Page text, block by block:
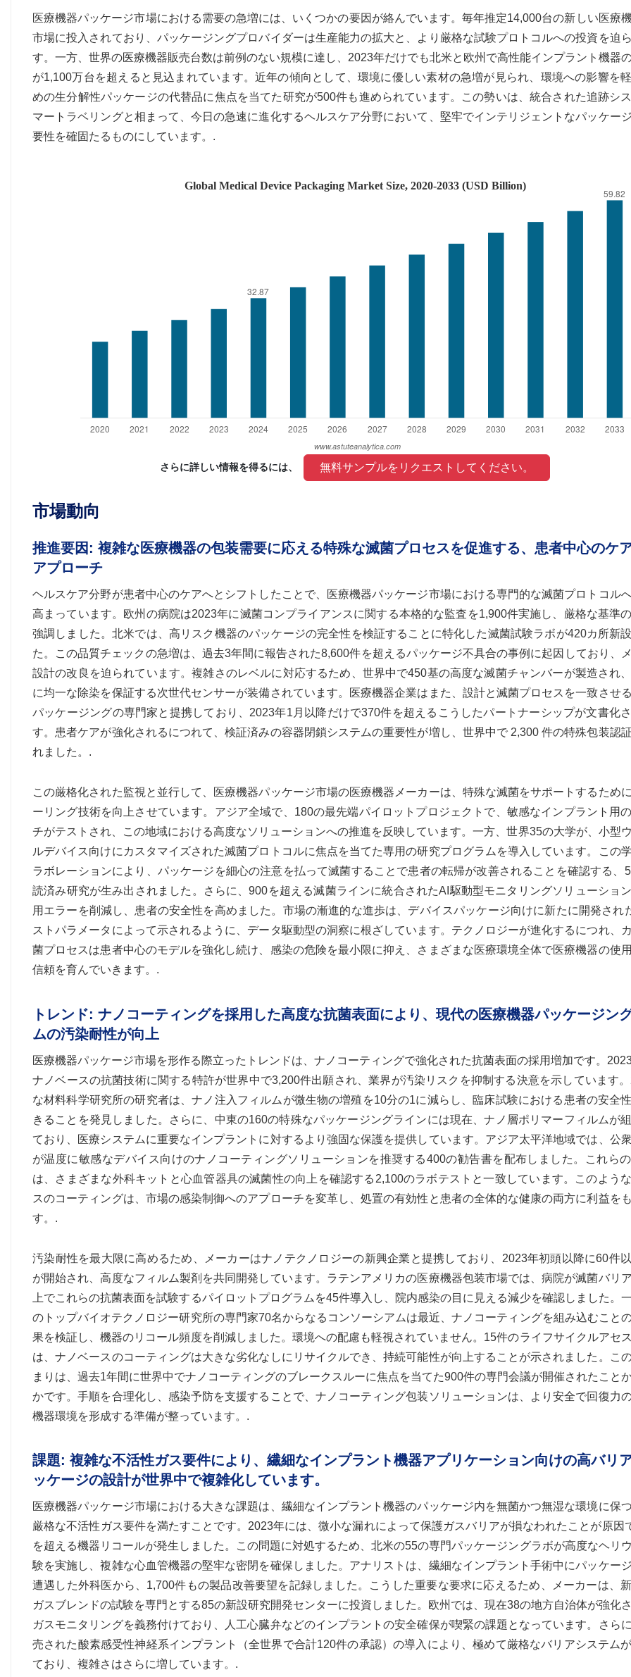
医療機器パッケージ市場における需要の急増には、いくつかの要因が絡んでいます。毎年推定14,000台の新しい医療
市場に投入されており、パッケージングプロバイダーは生産能力の拡大と、より厳格な試験プロトコルへの投資を迫
す。一方、世界の医療機器販売台数は前例のない規模に達し、2023年だけでも北米と欧州で高性能インプラント機器
が1,100万台を超えると見込まれています。近年の傾向として、環境に優しい素材の急増が見られ、環境への影響を
めの生分解性パッケージの代替品に焦点を当てた研究が500件も進められています。この勢いは、統合された追跡シ
マートラベリングと相まって、今日の急速に進化するヘルスケア分野において、堅牢でインテリジェントなパッケー
要性を確固たるものにしています。.
さらに詳しい情報を得るには、 無料サンプルをリクエストしてください。
市場動向
推進要因: 複雑な医療機器の包装需要に応える特殊な滅菌プロセスを促進する、患者中心のケ
アプローチ
ヘルスケア分野が患者中心のケアへとシフトしたことで、医療機器パッケージ市場における専門的な滅菌プロトコル
高まっています。欧州の病院は2023年に滅菌コンプライアンスに関する本格的な監査を1,900件実施し、厳格な基準
強調しました。北米では、高リスク機器のパッケージの完全性を検証することに特化した滅菌試験ラボが420カ所新
た。この品質チェックの急増は、過去3年間に報告された8,600件を超えるパッケージ不具合の事例に起因しており、
設計の改良を迫られています。複雑さのレベルに対応するため、世界中で450基の高度な滅菌チャンバーが製造され
に均一な除染を保証する次世代センサーが装備されています。医療機器企業はまた、設計と滅菌プロセスを一致させ
パッケージングの専門家と提携しており、2023年1月以降だけで370件を超えるこうしたパートナーシップが文書化
す。患者ケアが強化されるにつれて、検証済みの容器閉鎖システムの重要性が増し、世界中で 2,300 件の特殊包装認
れました。.
この厳格化された監視と並行して、医療機器パッケージ市場の医療機器メーカーは、特殊な滅菌をサポートするため
ーリング技術を向上させています。アジア全域で、180の最先端パイロットプロジェクトで、敏感なインプラント用
チがテストされ、この地域における高度なソリューションへの推進を反映しています。一方、世界35の大学が、小型
ルデバイス向けにカスタマイズされた滅菌プロトコルに焦点を当てた専用の研究プログラムを導入しています。この
ラボレーションにより、パッケージを細心の注意を払って滅菌することで患者の転帰が改善されることを確認する、
読済み研究が生み出されました。さらに、900を超える滅菌ラインに統合されたAI駆動型モニタリングソリューショ
用エラーを削減し、患者の安全性を高めました。市場の漸進的な進歩は、デバイスパッケージ向けに新たに開発され
ストパラメータによって示されるように、データ駆動型の洞察に根ざしています。テクノロジーが進化するにつれ、
菌プロセスは患者中心のモデルを強化し続け、感染の危険を最小限に抑え、さまざまな医療環境全体で医療機器の使
信頼を育んでいきます。.
トレンド: ナノコーティングを採用した高度な抗菌表面により、現代の医療機器パッケージン
ムの汚染耐性が向上
医療機器パッケージ市場を形作る際立ったトレンドは、ナノコーティングで強化された抗菌表面の採用増加です。
ナノベースの抗菌技術に関する特許が世界中で3,200件出願され、業界が汚染リスクを抑制する決意を示しています
な材料科学研究所の研究者は、ナノ注入フィルムが微生物の増殖を10分の1に減らし、臨床試験における患者の安全
きることを発見しました。さらに、中東の160の特殊なパッケージングラインには現在、ナノ層ポリマーフィルムが
ており、医療システムに重要なインプラントに対するより強固な保護を提供しています。アジア太平洋地域では、公
が温度に敏感なデバイス向けのナノコーティングソリューションを推奨する400の勧告書を配布しました。これら
は、さまざまな外科キットと心血管器具の滅菌性の向上を確認する2,100のラボテストと一致しています。このよう
スのコーティングは、市場の感染制御へのアプローチを変革し、処置の有効性と患者の全体的な健康の両方に利益を
す。.
汚染耐性を最大限に高めるため、メーカーはナノテクノロジーの新興企業と提携しており、2023年初頭以降に60件
が開始され、高度なフィルム製剤を共同開発しています。ラテンアメリカの医療機器包装市場では、病院が滅菌バリ
上でこれらの抗菌表面を試験するパイロットプログラムを45件導入し、院内感染の目に見える減少を確認しました。
のトップバイオテクノロジー研究所の専門家70名からなるコンソーシアムは最近、ナノコーティングを組み込むこと
果を検証し、機器のリコール頻度を削減しました。環境への配慮も軽視されていません。15件のライフサイクルアセ
は、ナノベースのコーティングは大きな劣化なしにリサイクルでき、持続可能性が向上することが示されました。こ
まりは、過去1年間に世界中でナノコーティングのブレークスルーに焦点を当てた900件の専門会議が開催されたこと
かです。手順を合理化し、感染予防を支援することで、ナノコーティング包装ソリューションは、より安全で回復力
機器環境を形成する準備が整っています。.
課題: 複雑な不活性ガス要件により、繊細なインプラント機器アプリケーション向けの高バリ
ッケージの設計が世界中で複雑化しています。
医療機器パッケージ市場における大きな課題は、繊細なインプラント機器のパッケージ内を無菌かつ無湿な環境に保
厳格な不活性ガス要件を満たすことです。2023年には、微小な漏れによって保護ガスバリアが損なわれたことが原因
を超える機器リコールが発生しました。この問題に対処するため、北米の55の専門パッケージングラボが高度なヘリ
験を実施し、複雑な心血管機器の堅牢な密閉を確保しました。アナリストは、繊細なインプラント手術中にパッケー
遭遇した外科医から、1,700件もの製品改善要望を記録しました。こうした重要な要求に応えるため、メーカーは、
ガスブレンドの試験を専門とする85の新設研究開発センターに投資しました。欧州では、現在38の地方自治体が強化
ガスモニタリングを義務付けており、人工心臓弁などのインプラントの安全確保が喫緊の課題となっています。さら
売された酸素感受性神経系インプラント（全世界で合計120件の承認）の導入により、極めて厳格なバリアシステム
ており、複雑さはさらに増しています。.